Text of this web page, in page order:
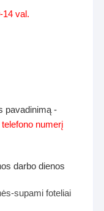
14 val.
pavadinimą -
telefono numerį
darbo dienos
supami foteliai